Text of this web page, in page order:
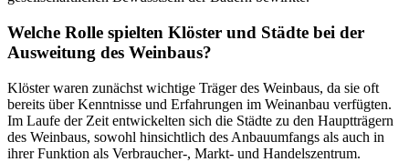
Welche Rolle spielten Klöster und Städte bei der
Ausweitung des Weinbaus?
Klöster waren zunächst wichtige Träger des Weinbaus, da sie oft
bereits über Kenntnisse und Erfahrungen im Weinanbau verfügten.
Im Laufe der Zeit entwickelten sich die Städte zu den Hauptträgern
des Weinbaus, sowohl hinsichtlich des Anbauumfangs als auch in
ihrer Funktion als Verbraucher-, Markt- und Handelszentrum.